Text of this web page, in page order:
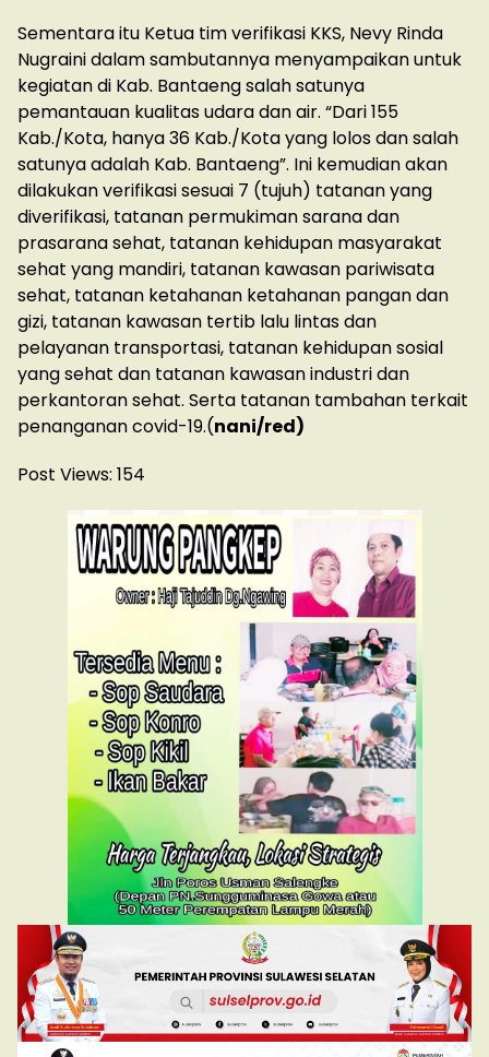
Sementara itu Ketua tim verifikasi KKS, Nevy Rinda
Nugraini dalam sambutannya menyampaikan untuk
kegiatan di Kab. Bantaeng salah satunya
pemantauan kualitas udara dan air. “Dari 155
Kab./Kota, hanya 36 Kab./Kota yang lolos dan salah
satunya adalah Kab. Bantaeng”. Ini kemudian akan
dilakukan verifikasi sesuai 7 (tujuh) tatanan yang
diverifikasi, tatanan permukiman sarana dan
prasarana sehat, tatanan kehidupan masyarakat
sehat yang mandiri, tatanan kawasan pariwisata
sehat, tatanan ketahanan ketahanan pangan dan
gizi, tatanan kawasan tertib lalu lintas dan
pelayanan transportasi, tatanan kehidupan sosial
yang sehat dan tatanan kawasan industri dan
perkantoran sehat. Serta tatanan tambahan terkait
penanganan covid-19.(nani/red)
Post Views: 154